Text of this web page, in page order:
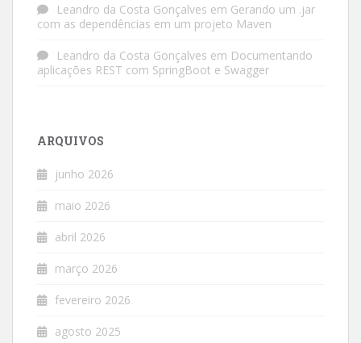
Leandro da Costa Gonçalves em Gerando um .jar
com as dependências em um projeto Maven
Leandro da Costa Gonçalves em Documentando
aplicações REST com SpringBoot e Swagger
ARQUIVOS
junho 2026
maio 2026
abril 2026
março 2026
fevereiro 2026
agosto 2025